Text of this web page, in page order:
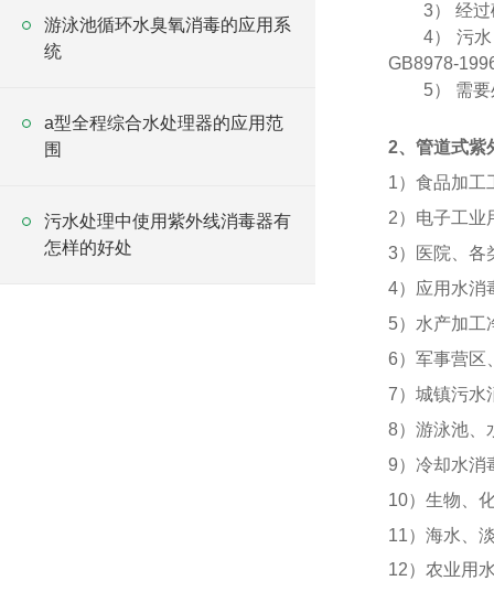
游泳池循环水臭氧消毒的应用系
统
a型全程综合水处理器的应用范
围
污水处理中使用紫外线消毒器有
怎样的好处
3） 经
4） 污
GB8978-
5） 需
2、管道式紫
1）食品加工
2）电子工业
3）医院、各
4）应用水消
5）水产加工
6）军事营区
7）城镇污水
8）游泳池、
9）冷却水消
10）生物、
11）海水、
12）农业用